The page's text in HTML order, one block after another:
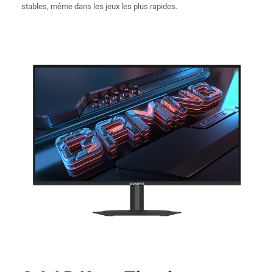
stables, même dans les jeux les plus rapides.